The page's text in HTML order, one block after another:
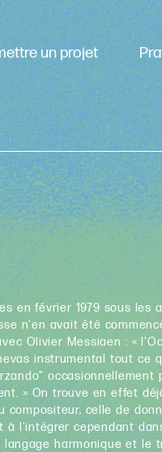
un projet
en février 1979 sous les
n'en avait été
Olivier Messiaen : «
instrumental tout ce
occasionnellement
» On trouve en effet
compositeur, celle de
à l'intégrer cependant
harmonique et le